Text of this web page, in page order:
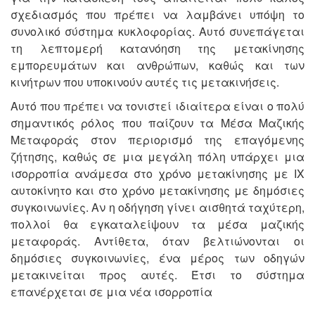
σχεδιασμός που πρέπει να λαμβάνει υπόψη το
συνολικό σύστημα κυκλοφορίας. Αυτό συνεπάγεται
τη λεπτομερή κατανόηση της μετακίνησης
εμπορευμάτων και ανθρώπων, καθώς και των
κινήτρων που υποκινούν αυτές τις μετακινήσεις.
Αυτό που πρέπει να τονιστεί ιδιαίτερα είναι ο πολύ
σημαντικός ρόλος που παίζουν τα Μέσα Μαζικής
Μεταφοράς στον περιορισμό της επαγόμενης
ζήτησης, καθώς σε μια μεγάλη πόλη υπάρχει μια
ισορροπία ανάμεσα στο χρόνο μετακίνησης με ΙΧ
αυτοκίνητο και στο χρόνο μετακίνησης με δημόσιες
συγκοινωνίες. Αν η οδήγηση γίνει αισθητά ταχύτερη,
πολλοί θα εγκαταλείψουν τα μέσα μαζικής
μεταφοράς. Αντίθετα, όταν βελτιώνονται οι
δημόσιες συγκοινωνίες, ένα μέρος των οδηγών
μετακινείται προς αυτές. Έτσι το σύστημα
επανέρχεται σε μια νέα ισορροπία